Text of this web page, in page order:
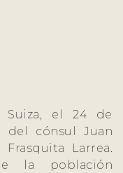
Suiza, el 24 de
del cónsul Juan
Larrea.
la población